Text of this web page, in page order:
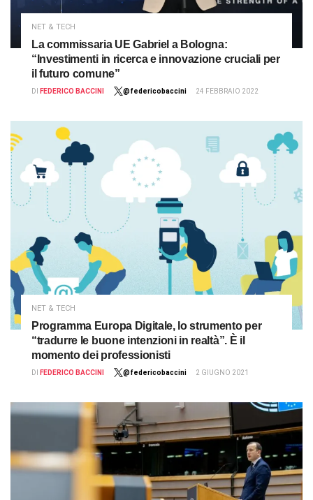
NET & TECH
La commissaria UE Gabriel a Bologna:
“Investimenti in ricerca e innovazione cruciali per
il futuro comune”
DI FEDERICO BACCINI @federicobaccini 24 FEBBRAIO 2022
NET & TECH
Programma Europa Digitale, lo strumento per
“tradurre le buone intenzioni in realtà”. È il
momento dei professionisti
DI FEDERICO BACCINI @federicobaccini 2 GIUGNO 2021